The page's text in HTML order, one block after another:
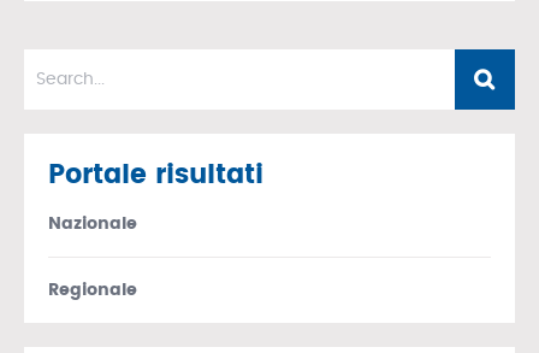
Portale risultati
Nazionale
Regionale